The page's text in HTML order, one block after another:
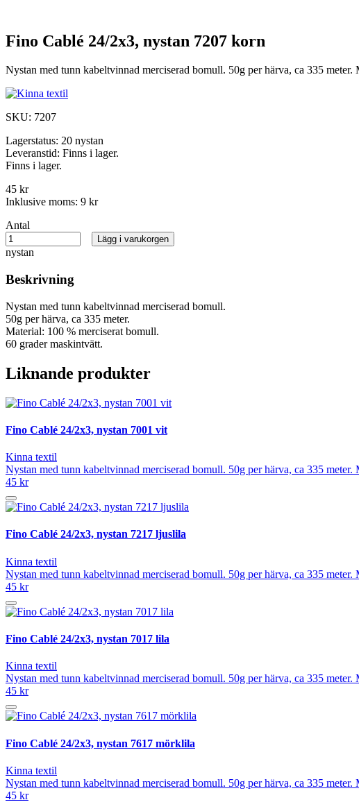
Fino Cablé 24/2x3, nystan 7207 korn
Nystan med tunn kabeltvinnad merciserad bomull. 50g per härva, ca 335
SKU: 7207
Lagerstatus: 20 nystan
Leveranstid: Finns i lager.
Finns i lager.
45 kr
Inklusive moms: 9 kr
Antal
nystan
Lägg i varukorgen
Beskrivning
Nystan med tunn kabeltvinnad merciserad bomull.
50g per härva, ca 335 meter.
Material: 100 % merciserat bomull.
60 grader maskintvätt.
Liknande produkter
Fino Cablé 24/2x3, nystan 7001 vit
Kinna textil
Nystan med tunn kabeltvinnad merciserad bomull. 50g per härva, ca 335
45 kr
Fino Cablé 24/2x3, nystan 7217 ljuslila
Kinna textil
Nystan med tunn kabeltvinnad merciserad bomull. 50g per härva, ca 335
45 kr
Fino Cablé 24/2x3, nystan 7017 lila
Kinna textil
Nystan med tunn kabeltvinnad merciserad bomull. 50g per härva, ca 335
45 kr
Fino Cablé 24/2x3, nystan 7617 mörklila
Kinna textil
Nystan med tunn kabeltvinnad merciserad bomull. 50g per härva, ca 335
45 kr